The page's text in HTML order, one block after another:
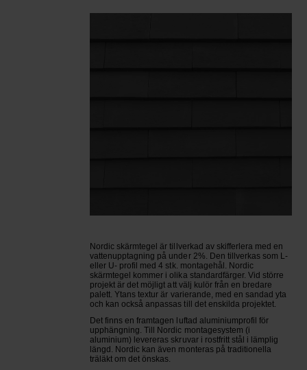
Nordic skärmtegel är tillverkad av skifferlera med en
vattenupptagning på under 2%. Den tillverkas som L-
eller U- profil med 4 stk. montagehål. Nordic
skärmtegel kommer i olika standardfärger. Vid större
projekt är det möjligt att välj kulör från en bredare
palett. Ytans textur är varierande, med en sandad yta
och kan också anpassas till det enskilda projektet.
Det finns en framtagen luftad aluminiumprofil för
upphängning. Till Nordic montagesystem (i
aluminium) levereras skruvar i rostfritt stål i lämplig
längd. Nordic kan även monteras på traditionella
träläkt om det önskas.